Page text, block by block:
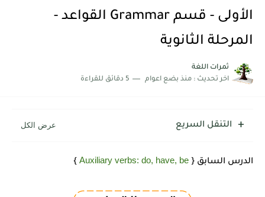
الأولى - قسم Grammar القواعد -
المرحلة الثانوية
ثمرات اللغة
اخر تحديث : منذ بضع اعوام 5 دقائق للقراءة
التنقل السريع
الدرس السابق { Auxiliary verbs: do, have, be
}